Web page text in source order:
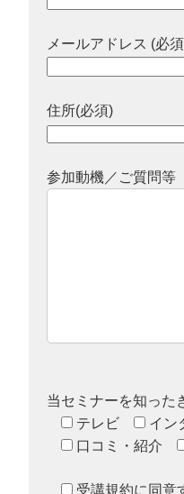
メールアドレス (必
住所(必須)
参加動機／ご質問等
当セミナーを知った
テレビ
イン
口コミ・紹介
受講規約に同意